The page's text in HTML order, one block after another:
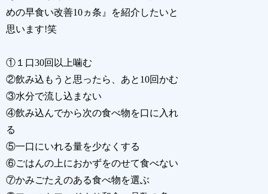
めの早食い改善10ヵ条』を紹介したいと
思います!笑
①１口30回以上噛む
②飲み込もうと思ったら、あと10回かむ
③水分で流し込まない
④飲み込んでから次の食べ物を口に入れ
る
⑤一口にいれる量を少なくする
⑥ごはんの上におかずをのせて食べない
⑦かみごたえのある食べ物を選ぶ